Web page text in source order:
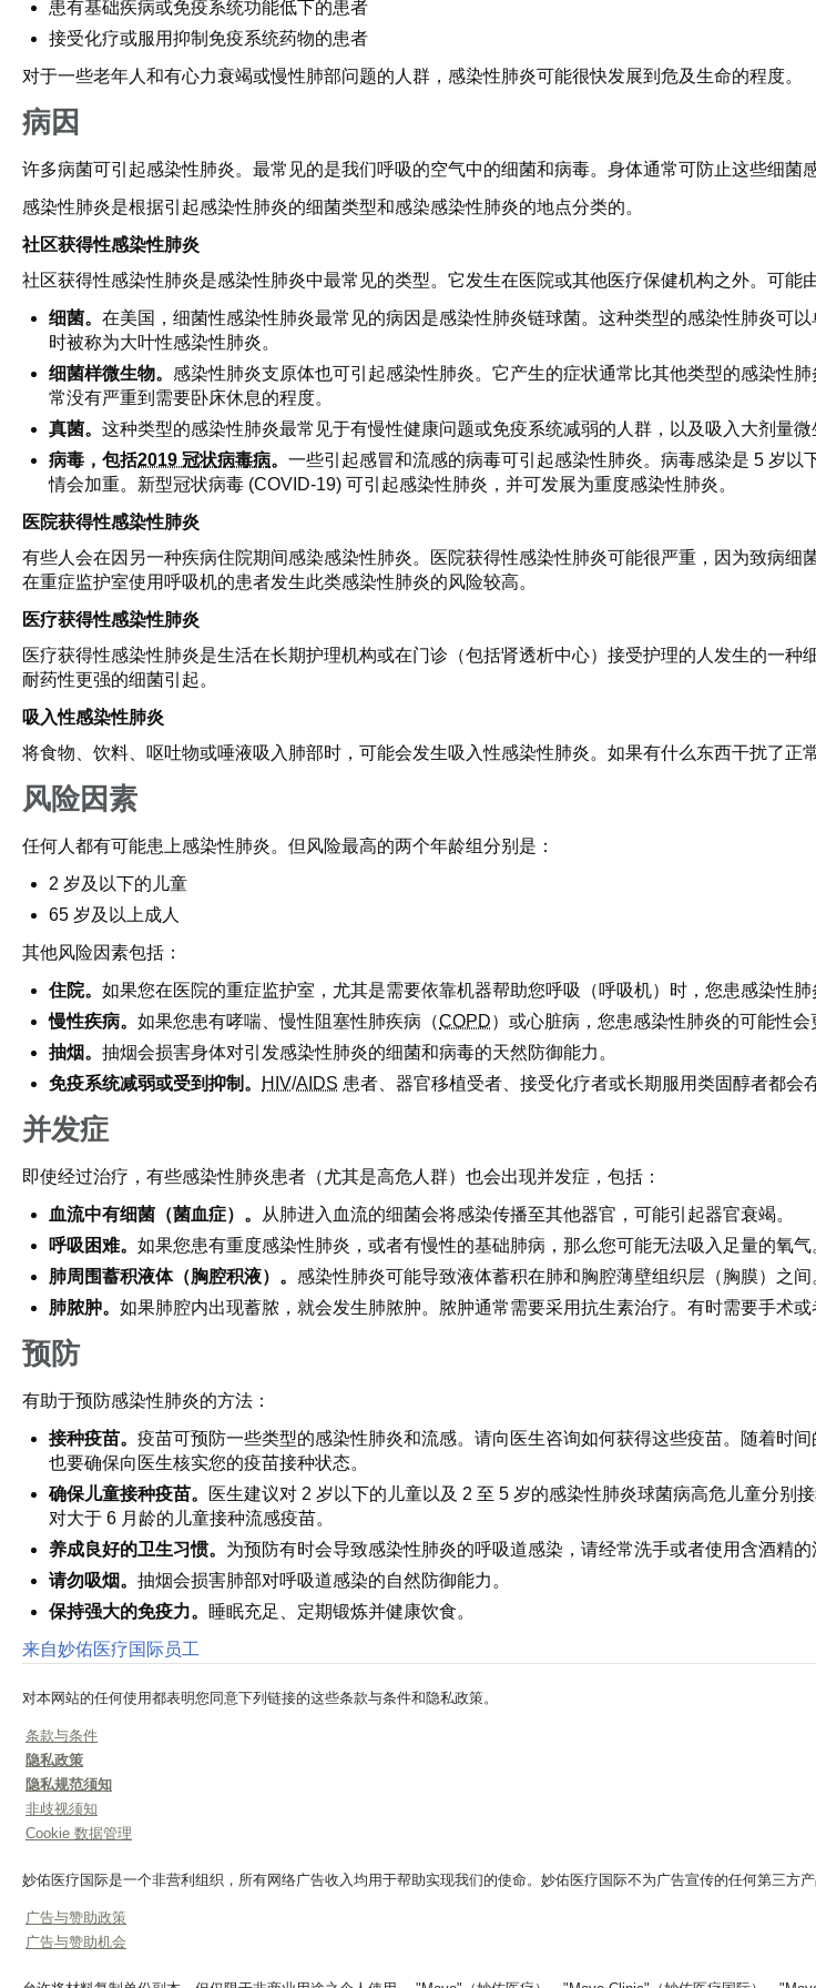
患有基础疾病或免疫系统功能低下的患者
接受化疗或服用抑制免疫系统药物的患者
对于一些老年人和有心力衰竭或慢性肺部问题的人群，感染性肺炎可能很快发展到危及生命的程度。
病因
许多病菌可引起感染性肺炎。最常见的是我们呼吸的空气中的细菌和病毒。身体通常可防止这些细菌
感染性肺炎是根据引起感染性肺炎的细菌类型和感染感染性肺炎的地点分类的。
社区获得性感染性肺炎
社区获得性感染性肺炎是感染性肺炎中最常见的类型。它发生在医院或其他医疗保健机构之外。可能
细菌。 在美国，细菌性感染性肺炎最常见的病因是感染性肺炎链球菌。这种类型的感染性肺炎可
时被称为大叶性感染性肺炎。
细菌样微生物。 感染性肺炎支原体也可引起感染性肺炎。它产生的症状通常比其他类型的感染性
常没有严重到需要卧床休息的程度。
真菌。 这种类型的感染性肺炎最常见于有慢性健康问题或免疫系统减弱的人群，以及吸入大剂量
病毒，包括2019 冠状病毒病。 一些引起感冒和流感的病毒可引起感染性肺炎。病毒感染是 5 岁
情会加重。新型冠状病毒 (COVID-19) 可引起感染性肺炎，并可发展为重度感染性肺炎。
医院获得性感染性肺炎
有些人会在因另一种疾病住院期间感染感染性肺炎。医院获得性感染性肺炎可能很严重，因为致病
在重症监护室使用呼吸机的患者发生此类感染性肺炎的风险较高。
医疗获得性感染性肺炎
医疗获得性感染性肺炎是生活在长期护理机构或在门诊（包括肾透析中心）接受护理的人发生的一
耐药性更强的细菌引起。
吸入性感染性肺炎
将食物、饮料、呕吐物或唾液吸入肺部时，可能会发生吸入性感染性肺炎。如果有什么东西干扰了
风险因素
任何人都有可能患上感染性肺炎。但风险最高的两个年龄组分别是：
2 岁及以下的儿童
65 岁及以上成人
其他风险因素包括：
住院。 如果您在医院的重症监护室，尤其是需要依靠机器帮助您呼吸（呼吸机）时，您患感染性肺
慢性疾病。 如果您患有哮喘、慢性阻塞性肺疾病（COPD）或心脏病，您患感染性肺炎的可能性会
抽烟。 抽烟会损害身体对引发感染性肺炎的细菌和病毒的天然防御能力。
免疫系统减弱或受到抑制。
HIV/AIDS 患者、器官移植受者、接受化疗者或长期服用类固醇者都会
并发症
即使经过治疗，有些感染性肺炎患者（尤其是高危人群）也会出现并发症，包括：
血流中有细菌（菌血症）。
从肺进入血流的细菌会将感染传播至其他器官，可能引起器官衰竭。
呼吸困难。 如果您患有重度感染性肺炎，或者有慢性的基础肺病，那么您可能无法吸入足量的氧
肺周围蓄积液体（胸腔积液）。 感染性肺炎可能导致液体蓄积在肺和胸腔薄壁组织层（胸膜）之
肺脓肿。 如果肺腔内出现蓄脓，就会发生肺脓肿。脓肿通常需要采用抗生素治疗。有时需要手术或
预防
有助于预防感染性肺炎的方法：
接种疫苗。 疫苗可预防一些类型的感染性肺炎和流感。请向医生咨询如何获得这些疫苗。随着时
也要确保向医生核实您的疫苗接种状态。
确保儿童接种疫苗。
医生建议对 2 岁以下的儿童以及 2 至 5 岁的感染性肺炎球菌病高危儿童分
对大于 6 月龄的儿童接种流感疫苗。
养成良好的卫生习惯。 为预防有时会导致感染性肺炎的呼吸道感染，请经常洗手或者使用含酒精的
请勿吸烟。 抽烟会损害肺部对呼吸道感染的自然防御能力。
保持强大的免疫力。
睡眠充足、定期锻炼并健康饮食。
来自妙佑医疗国际员工
对本网站的任何使用都表明您同意下列链接的这些条款与条件和隐私政策。
条款与条件
隐私政策
隐私规范须知
非歧视须知
Cookie 数据管理
妙佑医疗国际是一个非营利组织，所有网络广告收入均用于帮助实现我们的使命。妙佑医疗国际不为广告宣传的任何第三方产
广告与赞助政策
广告与赞助机会